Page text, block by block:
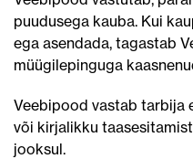
puudusega kauba. Kui
ega asendada, tagastab
müügilepinguga
Veebipood vastab tarbija
või kirjalikku
jooksul.